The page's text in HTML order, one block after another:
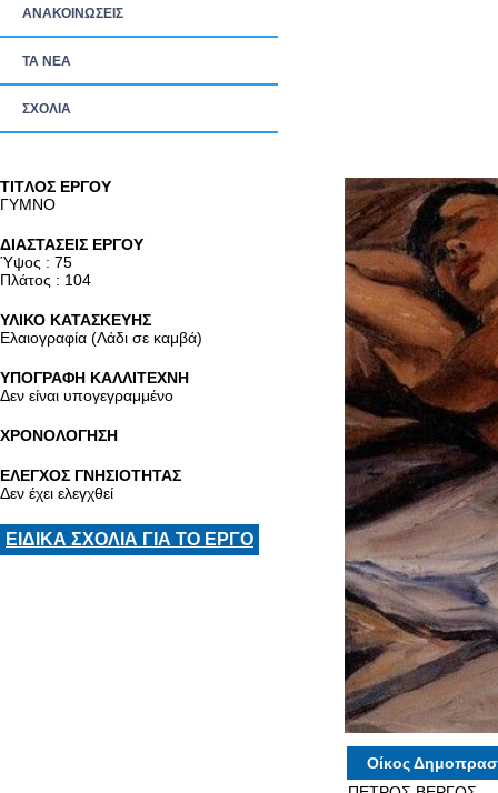
ΑΝΑΚΟΙΝΩΣΕΙΣ
ΤΑ ΝEΑ
ΣΧΟΛΙΑ
TITΛΟΣ ΕΡΓΟΥ
ΓΥΜΝΟ
ΔΙΑΣΤΑΣΕΙΣ ΕΡΓΟΥ
Ύψος : 75
Πλάτος : 104
ΥΛΙΚΟ ΚΑΤΑΣΚΕΥΗΣ
Ελαιογραφία (Λάδι σε καμβά)
ΥΠΟΓΡΑΦΗ ΚΑΛΛΙΤΕΧΝΗ
Δεν είναι υπογεγραμμένο
ΧΡΟΝΟΛΟΓΗΣΗ
ΕΛΕΓΧΟΣ ΓΝΗΣΙΟΤΗΤΑΣ
Δεν έχει ελεγχθεί
ΕΙΔΙΚΑ ΣΧΟΛΙΑ ΓΙΑ ΤΟ ΕΡΓΟ
Οίκος